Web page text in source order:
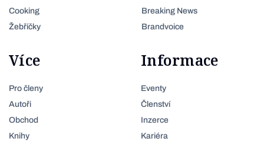
Cooking
Žebříčky
Breaking News
Brandvoice
Více
Pro členy
Autoři
Obchod
Knihy
Informace
Eventy
Členství
Inzerce
Kariéra